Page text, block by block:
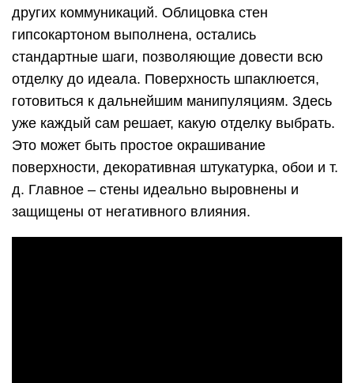
других коммуникаций. Облицовка стен
гипсокартоном выполнена, остались
стандартные шаги, позволяющие довести всю
отделку до идеала. Поверхность шпаклюется,
готовиться к дальнейшим манипуляциям. Здесь
уже каждый сам решает, какую отделку выбрать.
Это может быть простое окрашивание
поверхности, декоративная штукатурка, обои и т.
д. Главное – стены идеально выровнены и
защищены от негативного влияния.